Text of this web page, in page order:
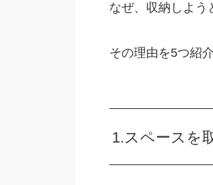
なぜ、収納しよう
その理由を5つ紹
1.スペースを